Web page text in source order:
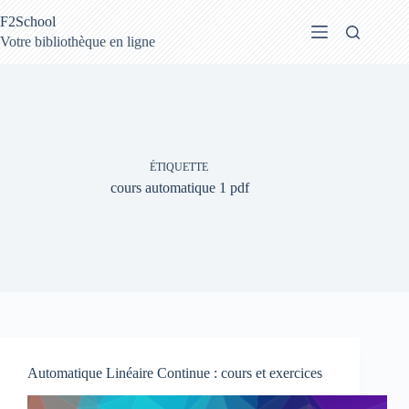
au
contenu
F2School
Votre bibliothèque en ligne
ÉTIQUETTE
cours automatique 1 pdf
Automatique Linéaire Continue : cours et exercices